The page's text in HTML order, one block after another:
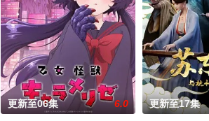
更新至06集 6.0 更新至17集